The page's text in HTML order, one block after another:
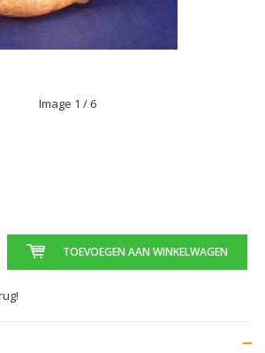
Image 1 / 6
TOEVOEGEN AAN WINKELWAGEN